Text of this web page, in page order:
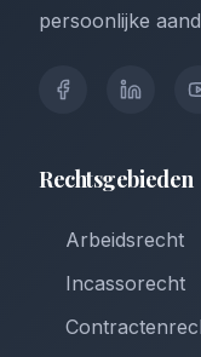
persoonlijke
Rechtsgebieden
Arbeidsrecht
Incassorecht